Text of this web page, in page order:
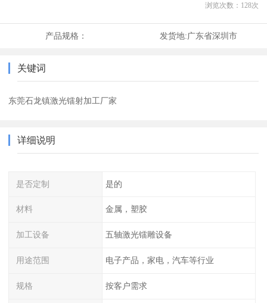
浏览次数： 128次
产品规格： 发货地:广东省深圳市
关键词
东莞石龙镇激光镭射加工厂家
详细说明
是否定制 是的
材料 金属，塑胶
加工设备 五轴激光镭雕设备
用途范围 电子产品，家电，汽车等行业
规格 按客户需求